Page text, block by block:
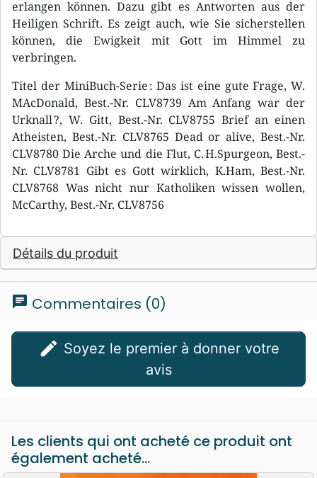
erlangen können. Dazu gibt es Antworten aus der
Heiligen Schrift. Es zeigt auch, wie Sie sicherstellen
können, die Ewigkeit mit Gott im Himmel zu
verbringen.
Titel der MiniBuch-Serie : Das ist eine gute Frage, W.
MAcDonald, Best.-Nr. CLV8739 Am Anfang war der
Urknall ?, W. Gitt, Best.-Nr. CLV8755 Brief an einen
Atheisten, Best.-Nr. CLV8765 Dead or alive, Best.-Nr.
CLV8780 Die Arche und die Flut, C. H.Spurgeon, Best.-
Nr. CLV8781 Gibt es Gott wirklich, K.Ham, Best.-Nr.
CLV8768 Was nicht nur Katholiken wissen wollen,
McCarthy, Best.-Nr. CLV8756
Détails du produit
chat Commentaires (0)
edit
avis
Les clients qui ont acheté ce produit ont
également acheté...